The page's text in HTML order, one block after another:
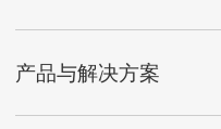
产品与解决方案